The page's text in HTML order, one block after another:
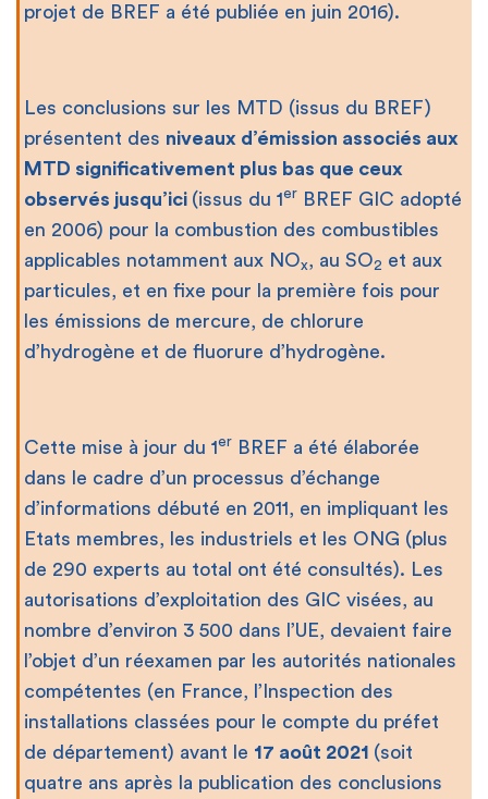
projet de BREF a été publiée en juin 2016).
Les conclusions sur les MTD (issus du BREF)
présentent des niveaux d’émission associés aux
MTD significativement plus bas que ceux
observés jusqu’ici (issus du 1er BREF GIC adopté
en 2006) pour la combustion des combustibles
applicables notamment aux NOx, au SO2 et aux
particules, et en fixe pour la première fois pour
les émissions de mercure, de chlorure
d’hydrogène et de fluorure d’hydrogène.
Cette mise à jour du 1er BREF a été élaborée
dans le cadre d’un processus d’échange
d’informations débuté en 2011, en impliquant les
Etats membres, les industriels et les ONG (plus
de 290 experts au total ont été consultés). Les
autorisations d’exploitation des GIC visées, au
nombre d’environ 3 500 dans l’UE, devaient faire
l’objet d’un réexamen par les autorités nationales
compétentes (en France, l’Inspection des
installations classées pour le compte du préfet
de département) avant le 17 août 2021 (soit
quatre ans après la publication des conclusions